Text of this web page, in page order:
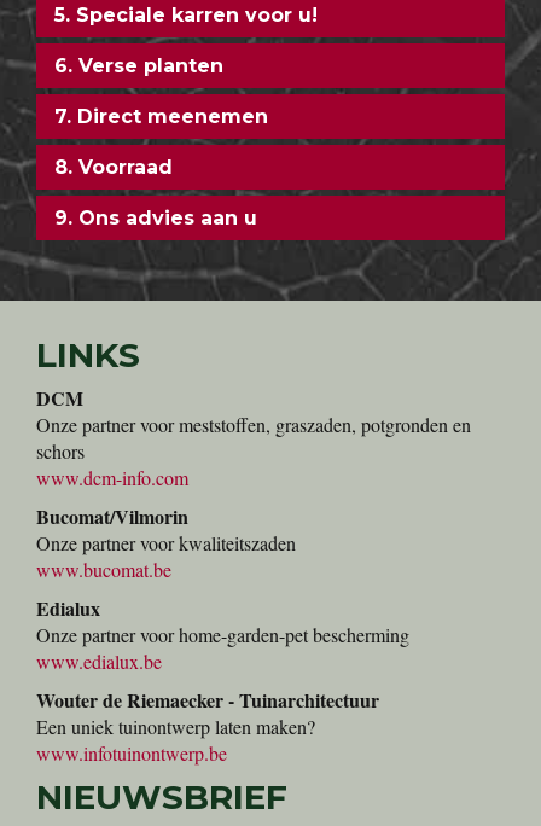
5. Speciale karren voor u!
6. Verse planten
7. Direct meenemen
8. Voorraad
9. Ons advies aan u
LINKS
DCM
Onze partner voor meststoffen, graszaden, potgronden en
schors
www.dcm-info.com
Bucomat/Vilmorin
Onze partner voor kwaliteitszaden
www.bucomat.be
Edialux
Onze partner voor home-garden-pet bescherming
www.edialux.be
Wouter de Riemaecker - Tuinarchitectuur
Een uniek tuinontwerp laten maken?
www.infotuinontwerp.be
NIEUWSBRIEF